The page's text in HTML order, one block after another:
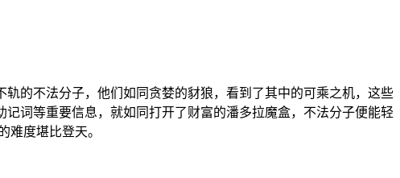
的不法分子，他们如同贪婪的豺狼，看到了其中的可乘之机，这些
记词等重要信息，就如同打开了财富的潘多拉魔盒，不法分子便能轻
难度堪比登天。